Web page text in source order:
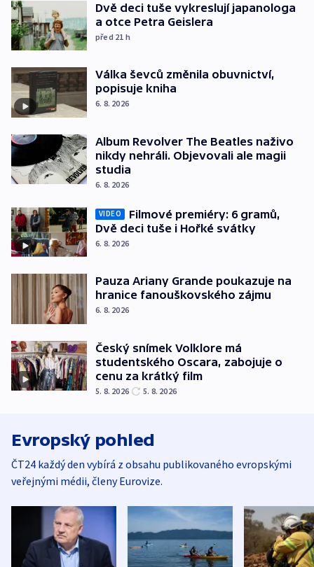
Dvě deci tuše vykreslují japanologa
a otce Petra Geislera
před 21 h
Válka ševců změnila obuvnictví,
popisuje kniha
6. 8. 2026
Album Revolver The Beatles naživo
nikdy nehráli. Objevovali ale magii
studia
6. 8. 2026
VIDEO
Filmové premiéry: 6 gramů,
Dvě deci tuše i Hořké svátky
6. 8. 2026
Pauza Ariany Grande poukazuje na
hranice fanouškovského zájmu
6. 8. 2026
Český snímek Volklore má
studentského Oscara, zabojuje o
cenu za krátký film
5. 8. 2026 5. 8. 2026
Evropský pohled
ČT24 každý den vybírá z obsahu publikovaného evropskými
veřejnými médii, členy Eurovize.